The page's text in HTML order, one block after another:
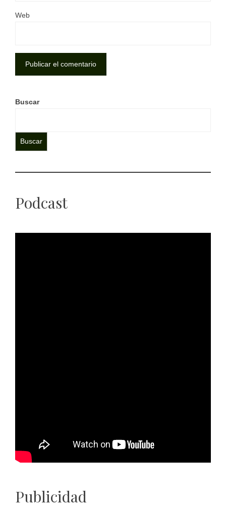
Web
Buscar
Buscar
Podcast
Publicidad